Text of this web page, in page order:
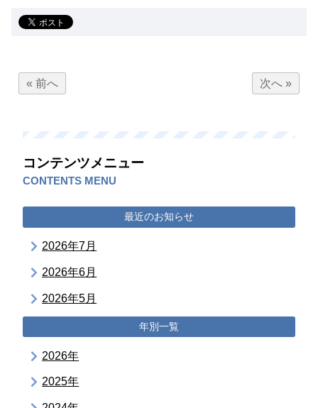
« 前へ 次へ »
コンテンツメニュー
CONTENTS MENU
最近のお知らせ
2026年7月
2026年6月
2026年5月
年別一覧
2026年
2025年